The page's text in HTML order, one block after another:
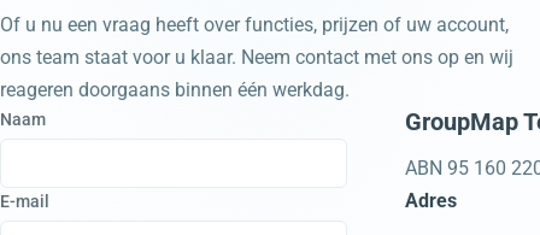
Of u nu een vraag heeft over functies, prijzen of uw account,
ons team staat voor u klaar. Neem contact met ons op en wij
reageren doorgaans binnen één werkdag.
Naam
E-mail
GroupMap
ABN 95 160
Adres